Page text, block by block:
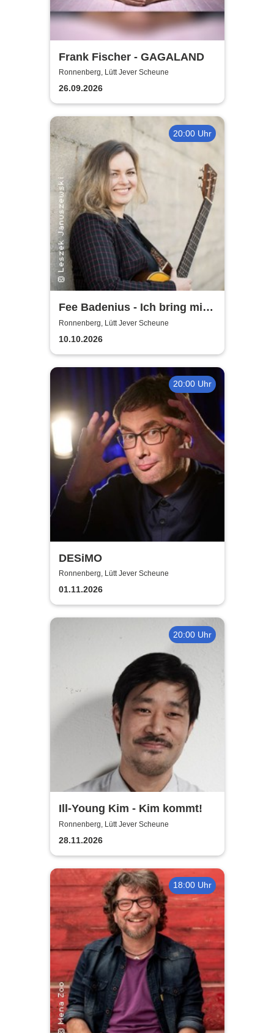
Frank Fischer - GAGALAND
Ronnenberg, Lütt Jever Scheune
26.09.2026
20:00 Uhr
Fee Badenius - Ich bring mich
ganz groß raus
Ronnenberg, Lütt Jever Scheune
10.10.2026
20:00 Uhr
DESiMO
Ronnenberg, Lütt Jever Scheune
01.11.2026
20:00 Uhr
Ill-Young Kim - Kim kommt!
Ronnenberg, Lütt Jever Scheune
28.11.2026
18:00 Uhr